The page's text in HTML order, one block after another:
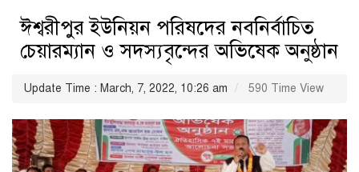
ঈশ্বরীপুর ইউনিয়ন পরিষদের নবনির্বাচিত
চেয়ারম্যান ও সদস্যবৃন্দের অভিষেক অনুষ্ঠান
Update Time : March, 7, 2022, 10:26 am 590 Time View